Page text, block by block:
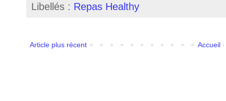
Libellés : Repas Healthy
Article plus récent Accueil